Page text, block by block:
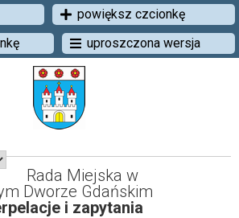
powiększ czcionkę
uproszczona wersja
Rada Miejska w
Dworze Gdańskim
i zapytania